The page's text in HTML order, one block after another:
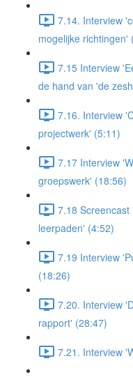
7.14. Interview
mogelijke richtingen'
7.15 Interview
de hand van 'de
7.16. Interview
projectwerk' (5:11)
7.17 Interview
groepswerk' (18:56)
7.18
leerpaden' (4:52)
7.19 Interview
(18:26)
7.20. Interview
rapport' (28:47)
7.21. Interview